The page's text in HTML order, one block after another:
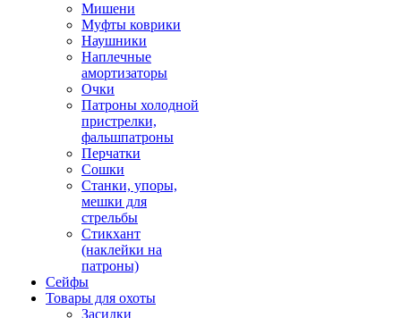
Мишени
Муфты коврики
Наушники
Наплечные
амортизаторы
Очки
Патроны холодной
пристрелки,
фальшпатроны
Перчатки
Сошки
Станки, упоры,
мешки для
стрельбы
Стикхант
(наклейки на
патроны)
Сейфы
Товары для охоты
Засидки